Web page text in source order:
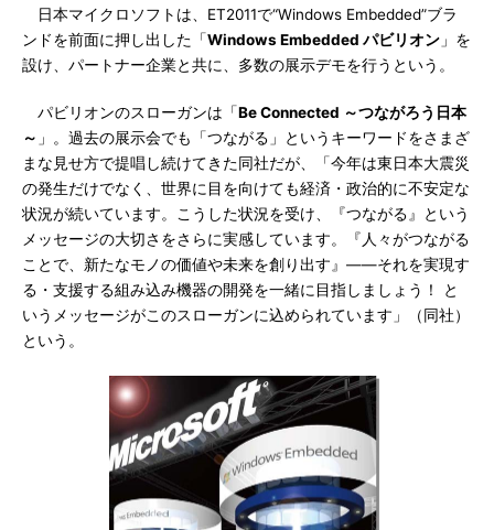
日本マイクロソフトは、ET2011で“Windows Embedded”ブラ
ンドを前面に押し出した「Windows Embedded パビリオン 」を
設け、パートナー企業と共に、多数の展示デモを行うという。
パビリオンのスローガンは「Be Connected ～つながろう日本
～ 」。過去の展示会でも「つながる」というキーワードをさまざ
まな見せ方で提唱し続けてきた同社だが、「今年は東日本大震災
の発生だけでなく、世界に目を向けても経済・政治的に不安定な
状況が続いています。こうした状況を受け、『つながる』という
メッセージの大切さをさらに実感しています。『人々がつながる
ことで、新たなモノの価値や未来を創り出す』――それを実現す
る・支援する組み込み機器の開発を一緒に目指しましょう！ と
いうメッセージがこのスローガンに込められています」（同社）
という。